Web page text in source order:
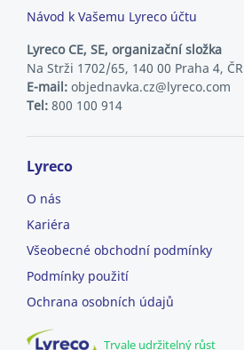
Návod k Vašemu Lyreco účtu
Lyreco CE, SE, organizační složka
Na Strži 1702/65, 140 00 Praha 4, ČR
E-mail: objednavka.cz@lyreco.com
Tel: 800 100 914
Lyreco
O nás
Kariéra
Všeobecné obchodní podmínky
Podmínky použití
Ochrana osobních údajů
Trvale udržitelný růst